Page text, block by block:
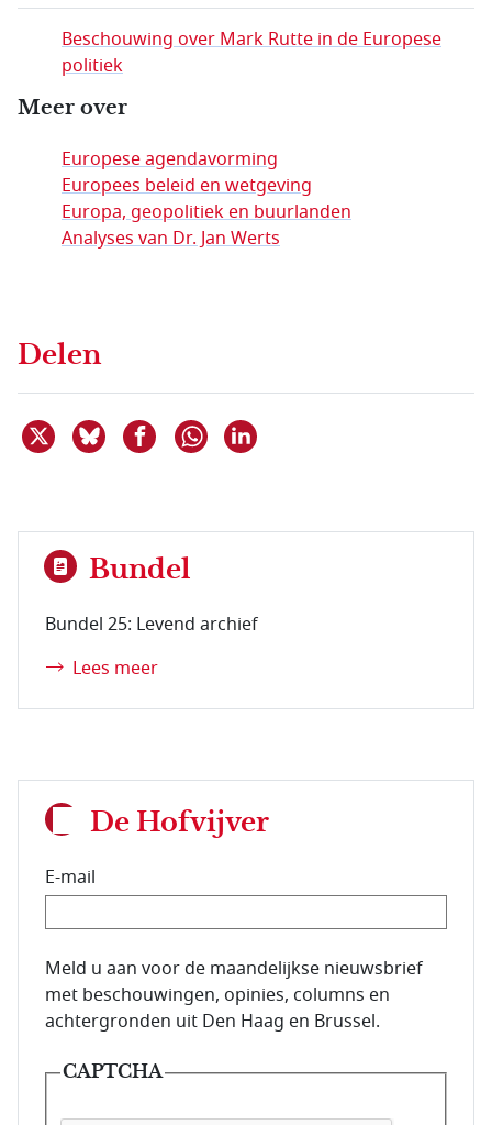
Beschouwing over Mark Rutte in de Europese
politiek
Meer over
Europese agendavorming
Europees beleid en wetgeving
Europa, geopolitiek en buurlanden
Analyses van Dr. Jan Werts
Delen
Deel dit item op X
Deel dit item op Bluesky
Deel dit item op Facebook
Delen via WhatsApp
Bundel
Bundel 25: Levend archief
Lees meer
De Hofvijver
E-mail
E-mailadres van de abonnee.
Meld u aan voor de maandelijkse nieuwsbrief
met beschouwingen, opinies, columns en
achtergronden uit Den Haag en Brussel.
CAPTCHA